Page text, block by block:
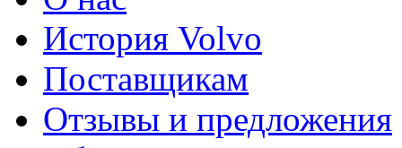
История Volvo
Поставщикам
Отзывы и предложения